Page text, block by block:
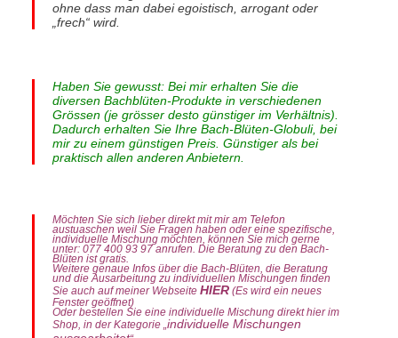
ohne dass man dabei egoistisch, arrogant oder
„frech“ wird.
Haben Sie gewusst: Bei mir erhalten Sie die
diversen Bachblüten-Produkte in verschiedenen
Grössen (je grösser desto günstiger im Verhältnis).
Dadurch erhalten Sie Ihre Bach-Blüten-Globuli, bei
mir zu einem günstigen Preis. Günstiger als bei
praktisch allen anderen Anbietern.
Möchten Sie sich lieber direkt mit mir am Telefon
austuaschen weil Sie Fragen haben oder eine spezifische,
individuelle Mischung möchten, können Sie mich gerne
unter: 077 400 93 97 anrufen. Die Beratung zu den Bach-
Blüten ist gratis.
Weitere genaue Infos über die Bach-Blüten, die Beratung
und die Ausarbeitung zu individuellen Mischungen finden
Sie auch auf meiner Webseite HIER (Es wird ein neues
Fenster geöffnet)
Oder bestellen Sie eine individuelle Mischung direkt hier im
Shop, in der Kategorie „ individuelle Mischungen